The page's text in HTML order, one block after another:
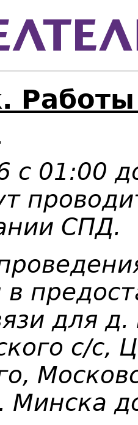
с 01:00
СПД.
для
с/с,
Минска